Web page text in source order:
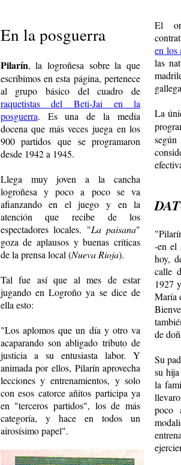
En la posguerra
Pilarín, la logroñesa sobre la que
escribimos en esta página, pertenece
al grupo básico del cuadro de
raquetistas del Beti-Jai en la
posguerra. Es una de la media
docena que más veces juega en los
900 partidos que se programaron
desde 1942 a 1945.
Llega muy joven a la cancha
logroñesa y poco a poco se va
afianzando en el juego y en la
atención que recibe de los
espectadores locales. "La paisana"
goza de aplausos y buenas críticas
de la prensa local (Nueva Rioja).
Tal fue así que al mes de estar
jugando en Logroño ya se dice de
ella esto:
"Los aplomos que un día y otro va
acaparando son abligado tributo de
justicia a su entusiasta labor. Y
animada por ellos, Pilarín aprovecha
lecciones y entrenamientos, y solo
con esos catorce añitos participa ya
en "terceros partidos", los de más
categoría, y hace en todos un
airosísimo papel".
El
en los
las
La
según
-en el
hoy,
calle
1927
María
de
Su
su
la
poco